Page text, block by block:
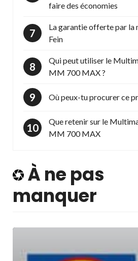
faire des économies
La garantie offerte par la
Fein
Qui peut utiliser le
MM 700 MAX ?
Où peux-tu procurer ce
Que retenir sur le
MM 700 MAX
À ne pas
manquer